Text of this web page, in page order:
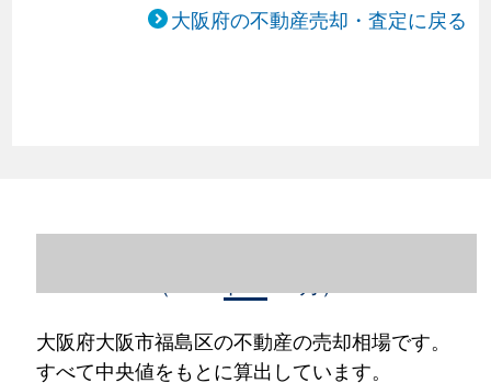
大阪府の不動産売却・査定に戻る
大阪府大阪市福島区の不動産の売却相場です。
すべて中央値をもとに算出しています。